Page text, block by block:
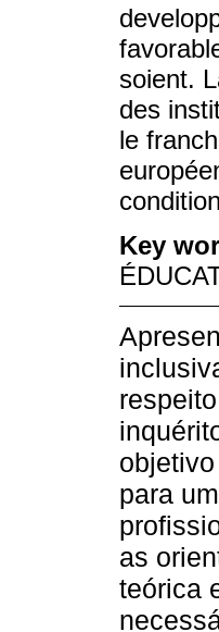
soient.
des
le
Key
para
as
teórica